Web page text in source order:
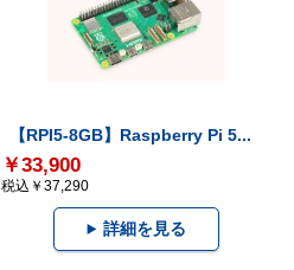
【RPI5-8GB】Raspberry Pi 5...
￥33,900
税込￥37,290
詳細を見る